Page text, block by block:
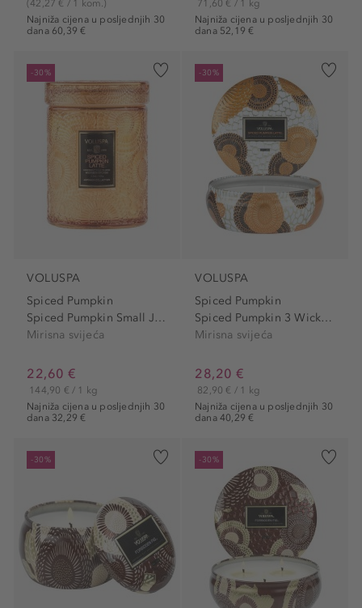
Najniža cijena u posljednjih 30
dana 60,39 €
(42,27 € / 1 kom.)
Najniža cijena u posljednjih 30
dana 52,19 €
71,60 € / 1 kg
-30%
VOLUSPA
Spiced Pumpkin
Spiced Pumpkin Small Jar...
Mirisna svijeća
22,60 €
Najniža cijena u posljednjih 30
dana 32,29 €
144,90 € / 1 kg
-30%
VOLUSPA
Spiced Pumpkin
Spiced Pumpkin 3 Wick Tin...
Mirisna svijeća
28,20 €
Najniža cijena u posljednjih 30
dana 40,29 €
82,90 € / 1 kg
-30% -30%